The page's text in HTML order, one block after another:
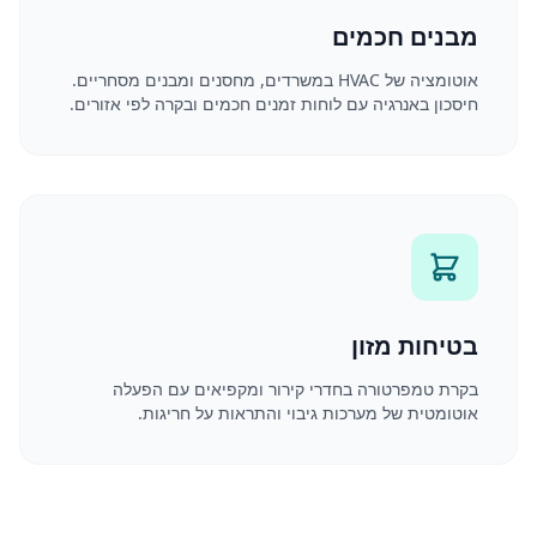
מבנים חכמים
אוטומציה של HVAC במשרדים, מחסנים ומבנים מסחריים.
חיסכון באנרגיה עם לוחות זמנים חכמים ובקרה לפי אזורים.
בטיחות מזון
בקרת טמפרטורה בחדרי קירור ומקפיאים עם הפעלה
אוטומטית של מערכות גיבוי והתראות על חריגות.